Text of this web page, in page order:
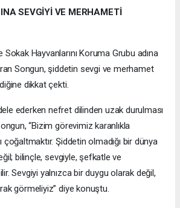
SEVGİYİ VE MERHAMETİ
Sokak Hayvanlarını Koruma Grubu adına
Songun, şiddetin sevgi ve merhamet
dikkat çekti.
ederken nefret dilinden uzak durulması
“Bizim görevimiz karanlıkla
çoğaltmaktır. Şiddetin olmadığı bir dünya
bilinçle, sevgiyle, şefkatle ve
Sevgiyi yalnızca bir duygu olarak değil,
görmeliyiz” diye konuştu.